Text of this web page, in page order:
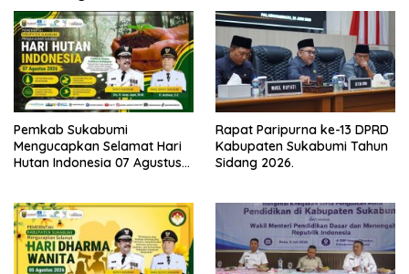
Pemkab Sukabumi
Mengucapkan Selamat Hari
Hutan Indonesia 07 Agustus
Rapat Paripurna ke-13 DPRD
Kabupaten Sukabumi Tahun
Sidang 2026.